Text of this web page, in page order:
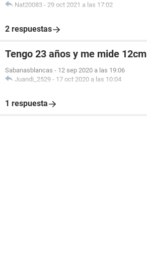
Nat20083 - 29 oct 2021 a las 17:02
2 respuestas
Tengo 23 años y me mide 12cm
Sabanasblancas - 12 sep 2020 a las 19:06
Juandi_2529 - 17 oct 2020 a las 10:04
1 respuesta